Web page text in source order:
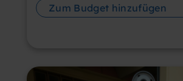
Zum Budget hinzufügen